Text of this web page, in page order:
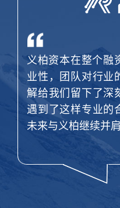
义柏资本在整个融
业性，团队对行业
解给我们留下了深
遇到了这样专业的
未来与义柏继续并肩